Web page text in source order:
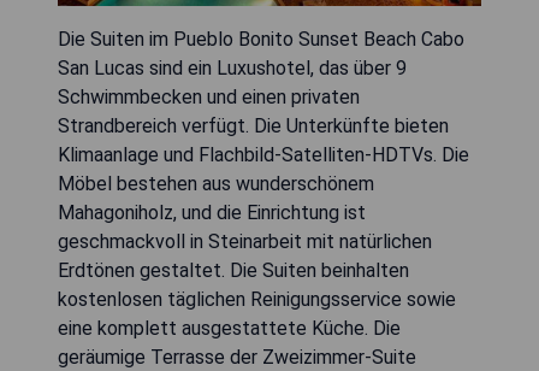
Die Suiten im Pueblo Bonito Sunset Beach Cabo
San Lucas sind ein Luxushotel, das über 9
Schwimmbecken und einen privaten
Strandbereich verfügt. Die Unterkünfte bieten
Klimaanlage und Flachbild-Satelliten-HDTVs. Die
Möbel bestehen aus wunderschönem
Mahagoniholz, und die Einrichtung ist
geschmackvoll in Steinarbeit mit natürlichen
Erdtönen gestaltet. Die Suiten beinhalten
kostenlosen täglichen Reinigungsservice sowie
eine komplett ausgestattete Küche. Die
geräumige Terrasse der Zweizimmer-Suite